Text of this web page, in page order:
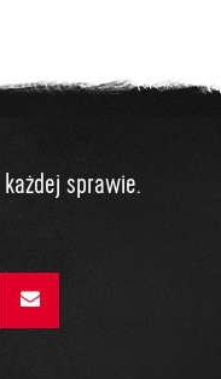
sprawie.